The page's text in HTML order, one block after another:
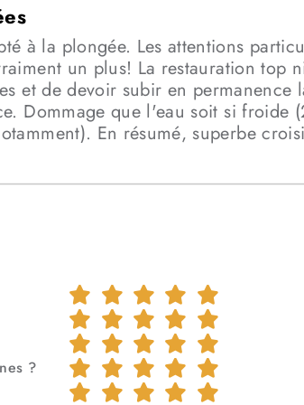
à la plongée. Les attentions
un plus! La restauration top
et de devoir subir en permanence
Dommage que l'eau soit si froide
En résumé, superbe
?